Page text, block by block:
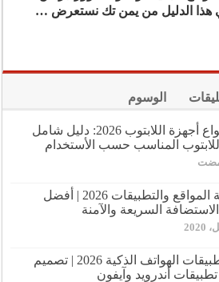
في هذا الدليل من يمن تك نستعرض …
الوسوم
أفضل أنواع أجهزة اللابتوب 2026: دليل شامل
اللابتوب المناسب حسب الأستخدام
استضافة المواقع والتطبيقات 2026 | أفضل
السريعة والآمنة
تطوير تطبيقات الهواتف الذكية 2026 | تصميم
أندرويد وآيفون